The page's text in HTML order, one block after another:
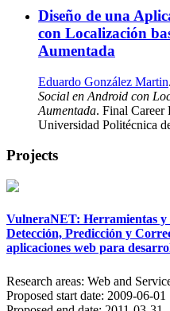
Diseño de una
con Localización
Aumentada
Eduardo González Martin
Social en Android con
Aumentada. Final Career
Universidad Politécnica
Projects
VulneraNET: Herramientas y
Detección, Predicción y
aplicaciones web para
Research areas: Web and
Proposed start date: 2009-06-01